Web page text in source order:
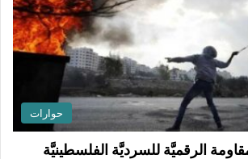
حوارات
الرقميَّة للسرديَّة الفلسطينيَّة